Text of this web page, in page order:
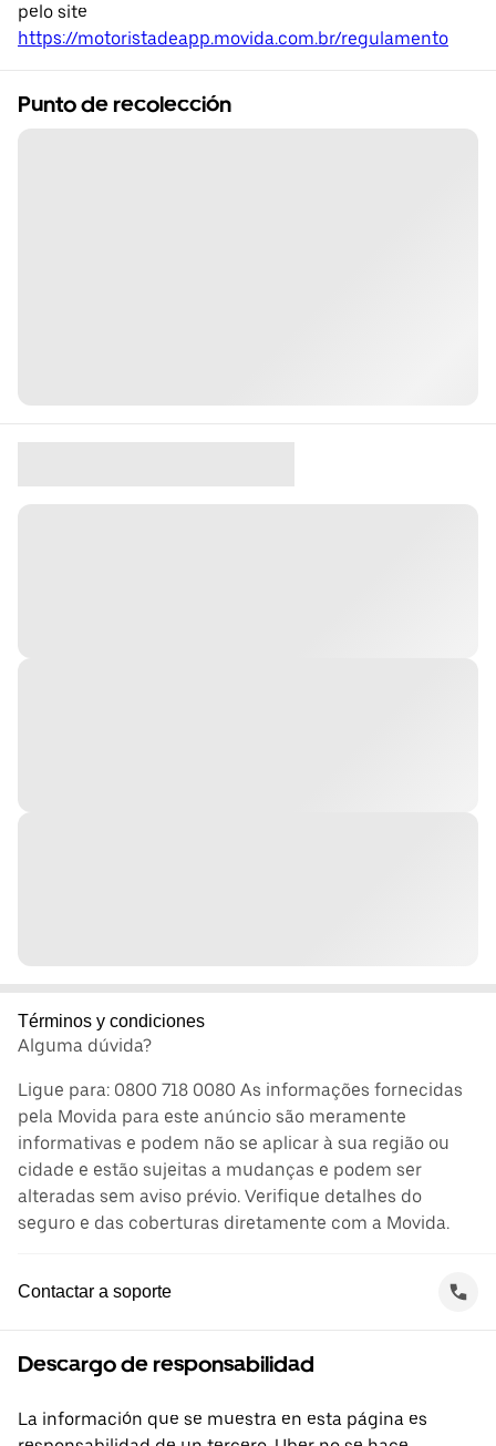
pelo site
https://motoristadeapp.movida.com.br/regulamento
Punto de recolección
Términos y condiciones
Alguma dúvida?
Ligue para: 0800 718 0080 As informações fornecidas
pela Movida para este anúncio são meramente
informativas e podem não se aplicar à sua região ou
cidade e estão sujeitas a mudanças e podem ser
alteradas sem aviso prévio. Verifique detalhes do
seguro e das coberturas diretamente com a Movida.
Contactar a soporte
Descargo de responsabilidad
La información que se muestra en esta página es